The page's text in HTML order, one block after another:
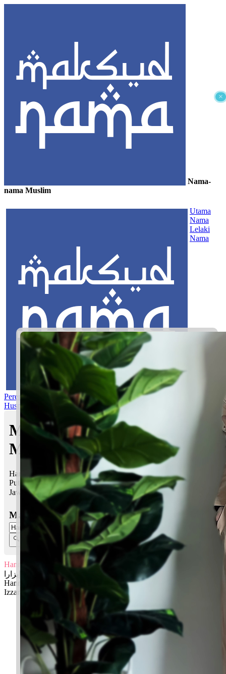
×
Nama-
nama Muslim
Utama
Nama
Lelaki
Nama
Perempuan Nama Pilihan Nama Gabungan Nama Rasul
Husna
Mom's Club
Maksud nama Hanna Izzara |
Maksud Nama dalam Islam
Hanna Izzara bermaksud Kebahagiaan, rezeki tanpa kepayahan;
Puteri, bunga yang cantik
Jawi:هانا إيزارا
Masukkan Nama:
Hanna Izzara
هانا إيزارا
Hanna: Kebahagiaan, rezeki tanpa kepayahan
Izzara: Puteri, bunga yang cantik
✚ Baju Baby Custom Nama 'Hanna Izzara'